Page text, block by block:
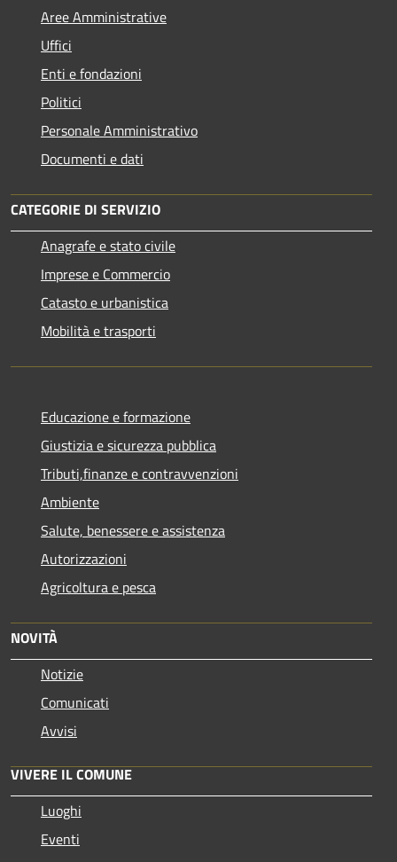
Aree Amministrative
Uffici
Enti e fondazioni
Politici
Personale Amministrativo
Documenti e dati
CATEGORIE DI SERVIZIO
Anagrafe e stato civile
Imprese e Commercio
Catasto e urbanistica
Mobilità e trasporti
Educazione e formazione
Giustizia e sicurezza pubblica
Tributi,finanze e contravvenzioni
Ambiente
Salute, benessere e assistenza
Autorizzazioni
Agricoltura e pesca
NOVITÀ
Notizie
Comunicati
Avvisi
VIVERE IL COMUNE
Luoghi
Eventi